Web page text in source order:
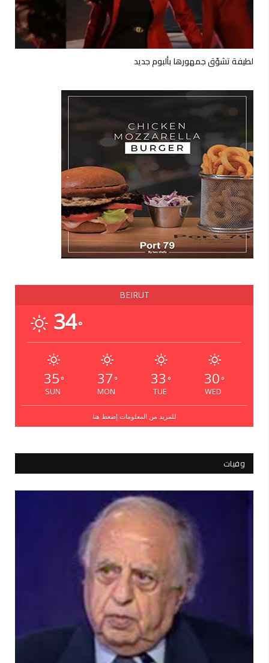
لطيفة تشوّق جمهورها بألبوم جديد
BEIRUT
34°
35 °
SUN
37 °
MON
33 °
TUE
30 °
WED
للمزيد من المعلومات إضغط هنا
وفيات